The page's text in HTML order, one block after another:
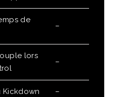
de
–
lors
–
Kickdown –